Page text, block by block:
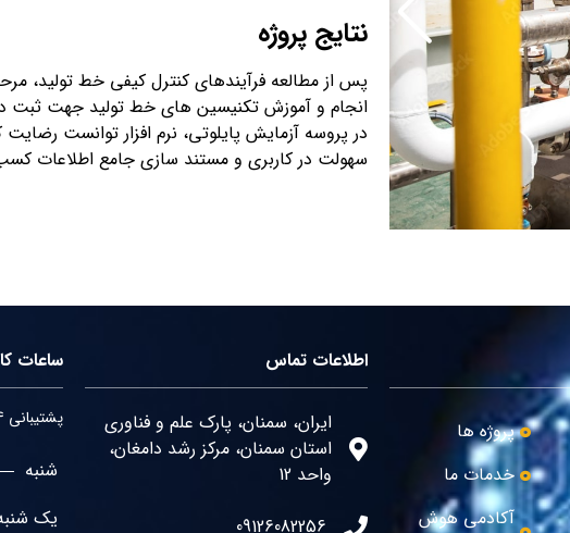
نتایج پروژه
پس از مطالعه فرآیندهای کنترل کیفی خط تولید،
انجام و آموزش تکنیسین های خط تولید جهت ثبت
در پروسه آزمایش پایلوتی، نرم افزار توانست رضایت
سهولت در کاربری و مستند سازی جامع اطلاعات
پروژه ها
خدمات ما
آکادمی هوش
اطلاعات تماس
ایران، سمنان، پارک علم و فناوری
استان سمنان، مرکز رشد دامغان،
واحد 12
09126082256
ساعات
پشتیبانی 24 ساعته در 7 روز هفته
شنبه
یک